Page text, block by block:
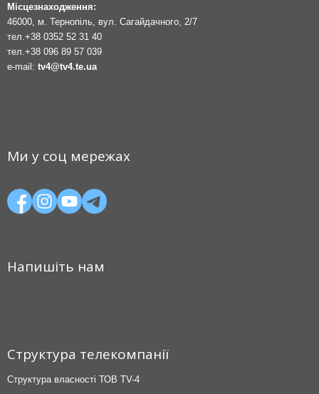
Місцезнаходження:
46000, м. Тернопіль, вул. Сагайдачного, 2/7
тел. +38 0352 52 31 40
тел. +38 096 89 57 039
e-mail: tv4@tv4.te.ua
Ми у соц мережах
Напишіть нам
Структура телекомпанії
Структура власності ТОВ TV-4